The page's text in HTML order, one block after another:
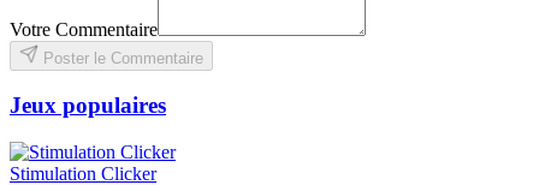
Votre Commentaire
Poster le Commentaire
Jeux populaires
Stimulation Clicker